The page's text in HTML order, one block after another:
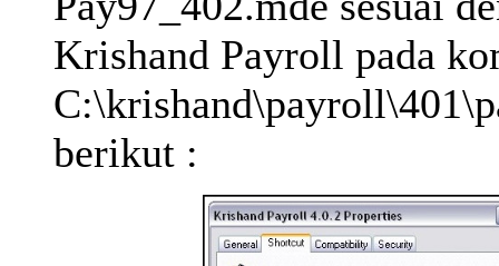
Krishand Payroll pada
berikut :